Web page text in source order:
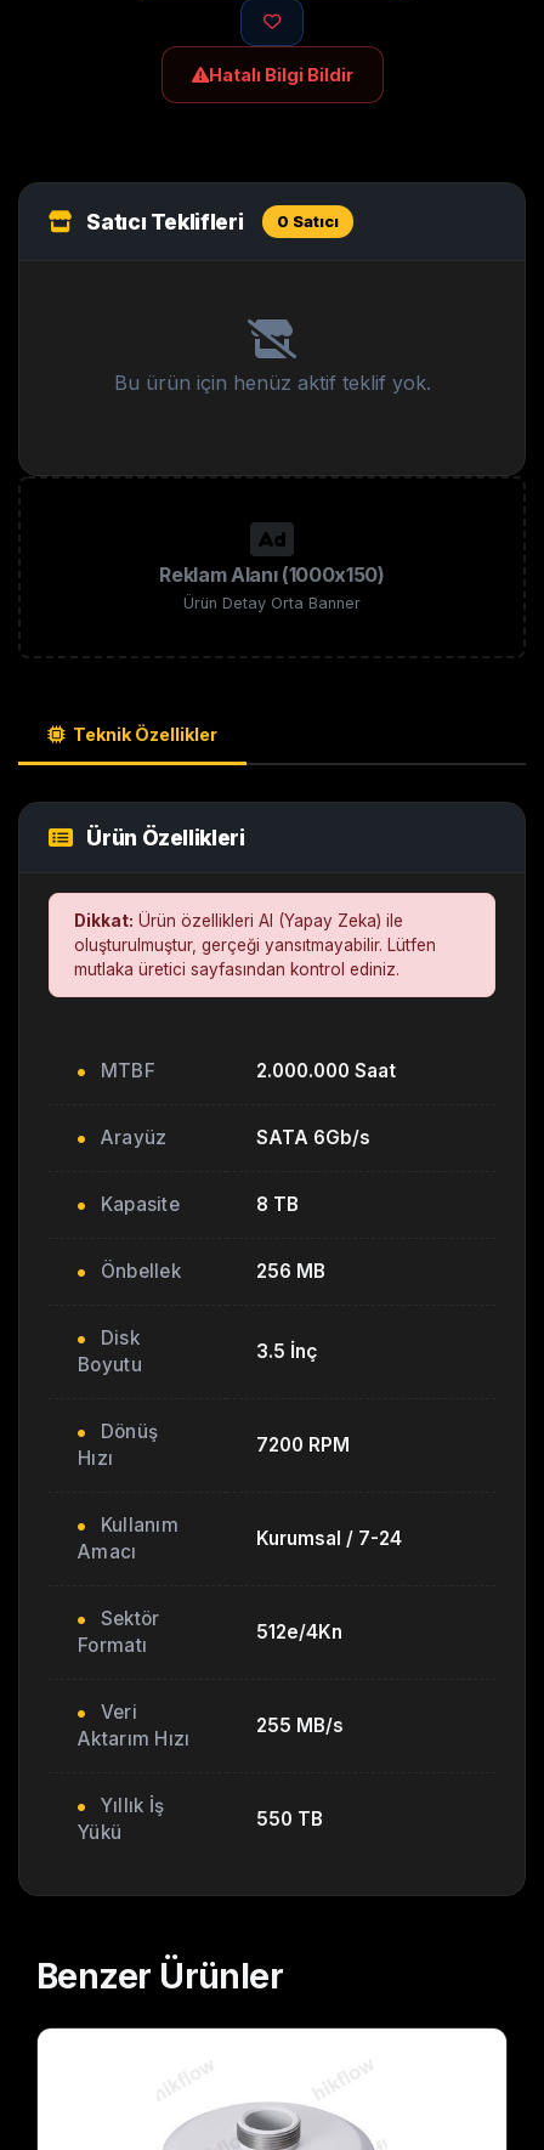
Hatalı Bilgi Bildir
Satıcı Teklifleri 0 Satıcı
Bu ürün için henüz aktif teklif yok.
Reklam Alanı (1000x150)
Ürün Detay Orta Banner
Teknik Özellikler
Ürün Özellikleri
Dikkat: Ürün özellikleri AI (Yapay Zeka) ile
oluşturulmuştur, gerçeği yansıtmayabilir. Lütfen
mutlaka üretici sayfasından kontrol ediniz.
MTBF 2.000.000 Saat
Arayüz SATA 6Gb/s
Kapasite 8 TB
Önbellek 256 MB
Disk
Boyutu
3.5 İnç
Dönüş
Hızı
7200 RPM
Kullanım
Amacı
Kurumsal / 7-24
Sektör
Formatı
512e/4Kn
Veri
Aktarım Hızı
255 MB/s
Yıllık İş
Yükü
550 TB
Benzer Ürünler